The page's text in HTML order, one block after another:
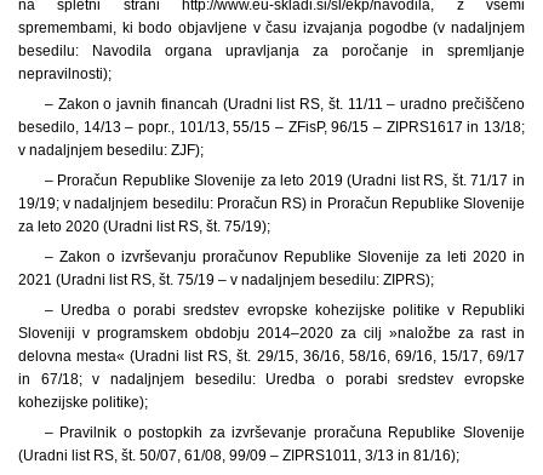
na spletni strani http://www.eu-skladi.si/sl/ekp/navodila, z vsemi
spremembami, ki bodo objavljene v času izvajanja pogodbe (v nadaljnjem
besedilu: Navodila organa upravljanja za poročanje in spremljanje
nepravilnosti);
– Zakon o javnih financah (Uradni list RS, št. 11/11 – uradno prečiščeno
besedilo, 14/13 – popr., 101/13, 55/15 – ZFisP, 96/15 – ZIPRS1617 in 13/18;
v nadaljnjem besedilu: ZJF);
– Proračun Republike Slovenije za leto 2019 (Uradni list RS, št. 71/17 in
19/19; v nadaljnjem besedilu: Proračun RS) in Proračun Republike Slovenije
za leto 2020 (Uradni list RS, št. 75/19);
– Zakon o izvrševanju proračunov Republike Slovenije za leti 2020 in
2021 (Uradni list RS, št. 75/19 – v nadaljnjem besedilu: ZIPRS);
– Uredba o porabi sredstev evropske kohezijske politike v Republiki
Sloveniji v programskem obdobju 2014–2020 za cilj »naložbe za rast in
delovna mesta« (Uradni list RS, št. 29/15, 36/16, 58/16, 69/16, 15/17, 69/17
in 67/18; v nadaljnjem besedilu: Uredba o porabi sredstev evropske
kohezijske politike);
– Pravilnik o postopkih za izvrševanje proračuna Republike Slovenije
(Uradni list RS, št. 50/07, 61/08, 99/09 – ZIPRS1011, 3/13 in 81/16);